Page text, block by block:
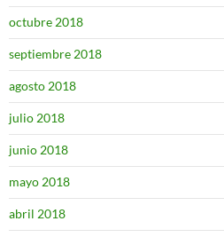
octubre 2018
septiembre 2018
agosto 2018
julio 2018
junio 2018
mayo 2018
abril 2018